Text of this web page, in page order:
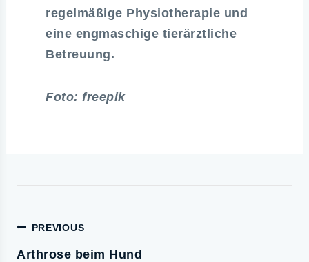
regelmäßige Physiotherapie und
eine engmaschige tierärztliche
Betreuung.
Foto: freepik
PREVIOUS
Arthrose beim Hund